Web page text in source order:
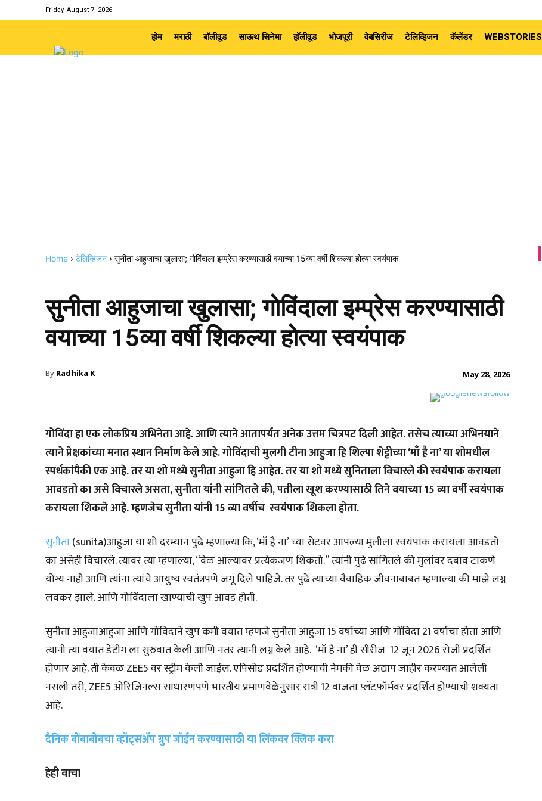
Friday, August 7, 2026
होम मराठी बॉलीवूड साऊथ सिनेमा हॉलीवूड भोजपूरी वेबसिरीज टेलिव्हिजन कॅलेंडर WEBSTORIES
Home › टेलिव्हिजन › सुनीता आहुजाचा खुलासा; गोविंदाला इम्प्रेस करण्यासाठी वयाच्या 15व्या वर्षी शिकल्या होत्या स्वयंपाक
सुनीता आहुजाचा खुलासा; गोविंदाला इम्प्रेस करण्यासाठी
वयाच्या 15व्या वर्षी शिकल्या होत्या स्वयंपाक
By Radhika K May 28, 2026
गोविंदा हा एक लोकप्रिय अभिनेता आहे. आणि त्याने आतापर्यत अनेक उत्तम चित्रपट दिली आहेत. तसेच त्याच्या अभिनयाने
त्याने प्रेक्षकांच्या मनात स्थान निर्माण केले आहे. गोविंदाची मुलगी टीना आहुजा हि शिल्पा शेट्टीच्या ‘माँ है ना’ या शोमधील
स्पर्धकांपैकी एक आहे. तर या शो मध्ये सुनीता आहुजा हि आहेत. तर या शो मध्ये सुनिताला विचारले की स्वयंपाक करायला
आवडतो का असे विचारले असता, सुनीता यांनी सांगितले की, पतीला खूश करण्यासाठी तिने वयाच्या 15 व्या वर्षी स्वयंपाक
करायला शिकले आहे. म्हणजेच सुनीता यांनी 15 व्या वर्षीच स्वयंपाक शिकला होता.
सुनीता(sunita)आहुजा या शो दरम्यान पुढे म्हणाल्या कि, ‘माँ है ना’ च्या सेटवर आपल्या मुलीला स्वयंपाक करायला आवडतो
का असेही विचारले. त्यावर त्या म्हणाल्या, “वेळ आल्यावर प्रत्येकजण शिकतो.” त्यांनी पुढे सांगितले की मुलांवर दबाव टाकणे
योग्य नाही आणि त्यांना त्यांचे आयुष्य स्वतंत्रपणे जगू दिले पाहिजे. तर पुढे त्याच्या वैवाहिक जीवनाबाबत म्हणाल्या की माझे लग्न
लवकर झाले. आणि गोविंदाला खाण्याची खुप आवड होती.
सुनीता आहुजाआहुजा आणि गोंविदाने खुप कमी वयात म्हणजे सुनीता आहुजा 15 वर्षाच्या आणि गोंविदा 21 वर्षाचा होता आणि
त्यानी त्या वयात डेटींग ला सुरुवात केली आणि नंतर त्यानी लग्न केले आहे. ‘माँ है ना’ ही सीरीज 12 जून 2026 रोजी प्रदर्शित
होणार आहे. ती केवळ ZEE5 वर स्ट्रीम केली जाईल. एपिसोड प्रदर्शित होण्याची नेमकी वेळ अद्याप जाहीर करण्यात आलेली
नसली तरी, ZEE5 ओरिजिनल्स साधारणपणे भारतीय प्रमाणवेळेनुसार रात्री 12 वाजता प्लॅटफॉर्मवर प्रदर्शित होण्याची शक्यता
आहे.
दैनिक बोंबाबोंबचा व्हॉट्सॲप ग्रुप जॉईन करण्यासाठी या लिंकवर क्लिक करा
हेही वाचा